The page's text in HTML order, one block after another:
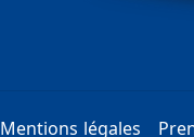
Mentions légales